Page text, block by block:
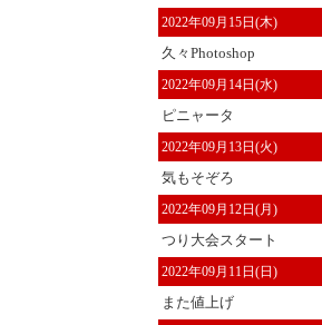
2022年09月15日(木)
久々Photoshop
2022年09月14日(水)
ピニャータ
2022年09月13日(火)
気もそぞろ
2022年09月12日(月)
つり大会スタート
2022年09月11日(日)
また値上げ